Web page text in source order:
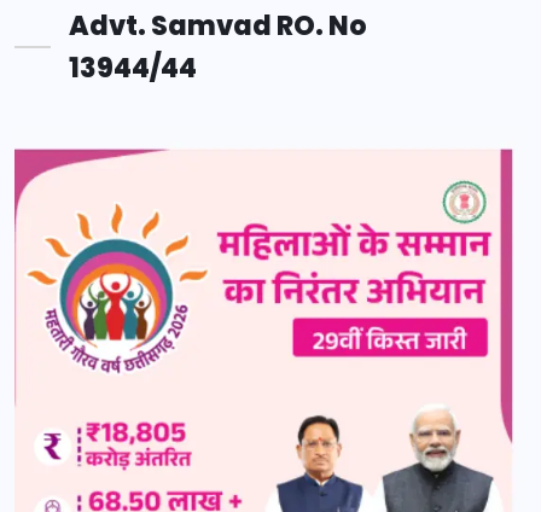
Advt. Samvad RO. No
13944/44